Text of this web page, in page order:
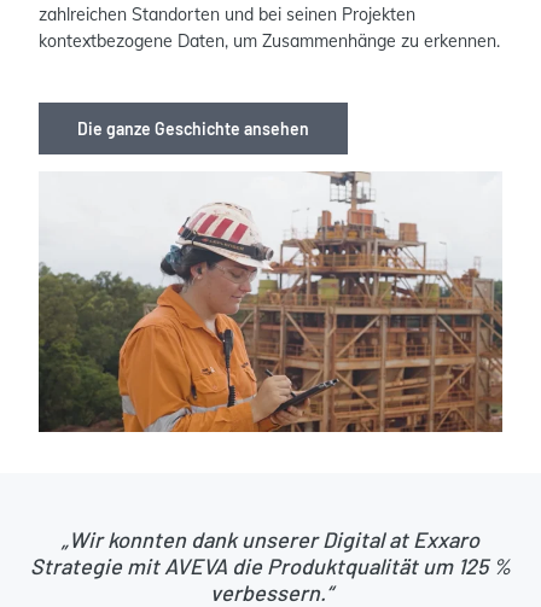
zahlreichen Standorten und bei seinen Projekten
kontextbezogene Daten, um Zusammenhänge zu erkennen.
Die ganze Geschichte ansehen
„Wir konnten dank unserer Digital at Exxaro
Strategie mit AVEVA die Produktqualität um 125 %
verbessern.“